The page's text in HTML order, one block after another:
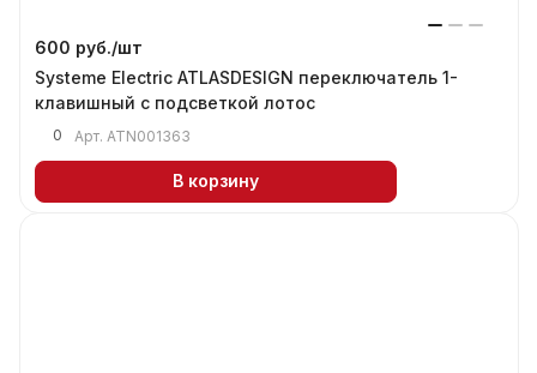
600 руб./шт
Systeme Electric ATLASDESIGN переключатель 1-
клавишный с подсветкой лотос
0 Арт. ATN001363
В корзину